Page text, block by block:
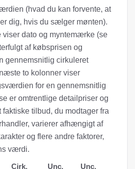
(hvad du kan forvente, at
dig, hvis du sælger mønten).
viser dato og myntemærke (se
af købsprisen og
gennemsnitlig cirkuleret
to kolonner viser
for en gennemsnitlig
er omtrentlige detailpriser og
tilbud, du modtager fra
varierer afhængigt af
og flere andre faktorer,
værdi.
Cirk.
Unc.
Unc.